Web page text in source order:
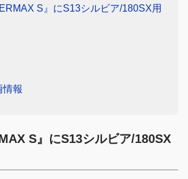
S』にS13シルビア/180SX用
情報
S』にS13シルビア/180SX